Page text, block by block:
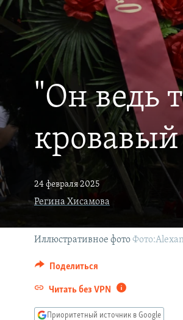
ПОДПИШИТЕСЬ НА РАССЫЛКУ
"Он ведь
24 февраля 2025
Регина Хисамова
Иллюстративное фото
Поделиться
Читать без VPN
Приоритетный источник в Google